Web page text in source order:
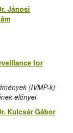
Jánosi
for
(IVMP-k)
előnyei
Kulcsár Gábor